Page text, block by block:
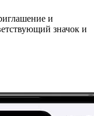
и
значок и